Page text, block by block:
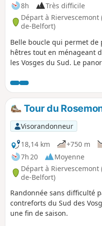
8h
Très difficile
Départ à Riervescemont
de-Belfort)
Belle boucle qui permet
hêtres tout en ménageant
les Vosges du Sud. Le
ajoutent des points
difficulté, mais peut
retirer la section Est qui
qui diminue de plus de 5
gardant quasiment les
Tour du
Visorandonneur
18,14 km
+750 m
7h 20
Moyenne
Départ à Riervescemont
de-Belfort)
Randonnée sans difficulté
contreforts du Sud des
une fin de saison.